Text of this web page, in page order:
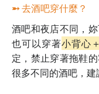
➵ 去酒吧穿什麼？
酒吧和夜店不同，
也可以穿著小背心
定， 禁止穿著拖鞋
很多不同的酒吧，建